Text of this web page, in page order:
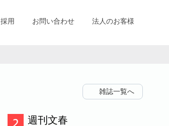
採用 お問い合わせ 法人のお客様
雑誌一覧へ
週刊文春